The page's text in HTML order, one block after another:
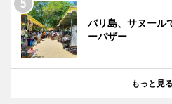
バリ島、サヌール
ーバザー
もっと見る